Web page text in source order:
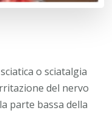
o sciatalgia
del nervo
parte bassa della